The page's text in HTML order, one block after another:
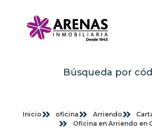
Búsqueda por
Inicio oficina Arriendo
Oficina en Arriendo en